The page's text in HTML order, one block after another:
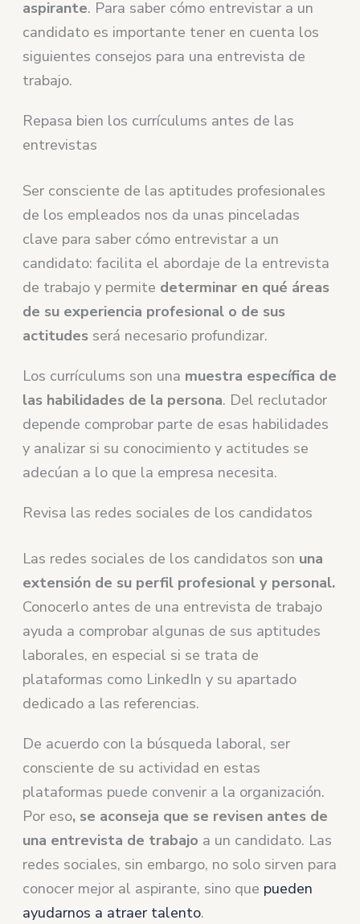
aspirante. Para saber cómo entrevistar a un
candidato es importante tener en cuenta los
siguientes consejos para una entrevista de
trabajo.
Repasa bien los currículums antes de las
entrevistas
Ser consciente de las aptitudes profesionales
de los empleados nos da unas pinceladas
clave para saber cómo entrevistar a un
candidato: facilita el abordaje de la entrevista
de trabajo y permite determinar en qué áreas
de su experiencia profesional o de sus
actitudes será necesario profundizar.
Los currículums son una muestra específica de
las habilidades de la persona. Del reclutador
depende comprobar parte de esas habilidades
y analizar si su conocimiento y actitudes se
adecúan a lo que la empresa necesita.
Revisa las redes sociales de los candidatos
Las redes sociales de los candidatos son una
extensión de su perfil profesional y personal.
Conocerlo antes de una entrevista de trabajo
ayuda a comprobar algunas de sus aptitudes
laborales, en especial si se trata de
plataformas como LinkedIn y su apartado
dedicado a las referencias.
De acuerdo con la búsqueda laboral, ser
consciente de su actividad en estas
plataformas puede convenir a la organización.
Por eso, se aconseja que se revisen antes de
una entrevista de trabajo a un candidato. Las
redes sociales, sin embargo, no solo sirven para
conocer mejor al aspirante, sino que pueden
ayudarnos a atraer talento.